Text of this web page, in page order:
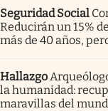
Seguridad Social
Reducirán un 15%
más de 40 años,
Hallazgo
la humanidad:
maravillas del